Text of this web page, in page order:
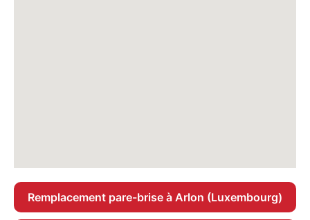
Remplacement pare-brise à Arlon (Luxembourg)